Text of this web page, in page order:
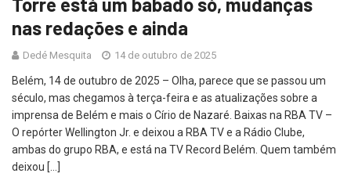
nas redações e ainda
Dedé Mesquita 14 de outubro de 2025
Belém, 14 de outubro de 2025 – Olha, parece que se passou um
século, mas chegamos à terça-feira e as atualizações sobre a
imprensa de Belém e mais o Círio de Nazaré. Baixas na RBA TV –
O repórter Wellington Jr. e deixou a RBA TV e a Rádio Clube,
ambas do grupo RBA, e está na TV Record Belém. Quem também
deixou […]